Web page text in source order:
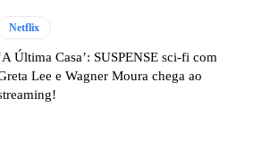
Netflix
Última Casa’: SUSPENSE sci-fi com
Lee e Wagner Moura chega ao